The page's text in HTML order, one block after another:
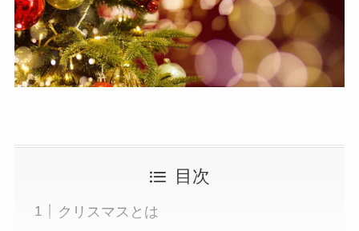
目次
クリスマスとは